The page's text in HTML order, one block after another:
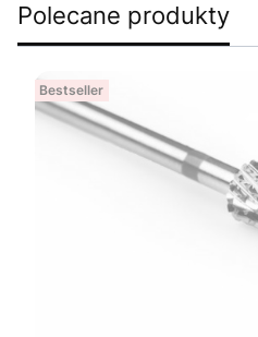
Polecane produkty
Bestseller